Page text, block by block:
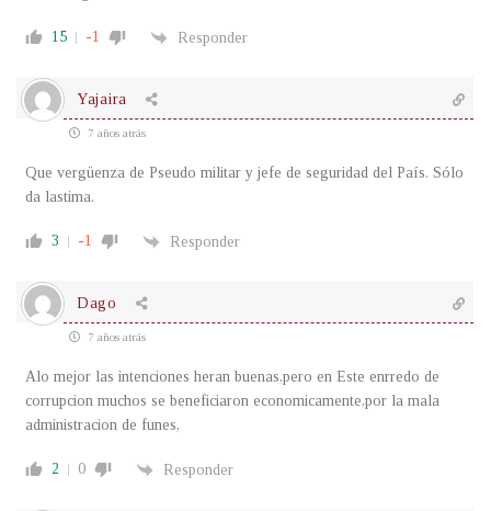
15 -1 Responder
Yajaira
7 años atrás
Que vergüenza de Pseudo militar y jefe de seguridad del País. Sólo
da lastima.
3 -1 Responder
Dago
7 años atrás
Alo mejor las intenciones heran buenas,pero en Este enrredo de
corrupcion muchos se beneficiaron economicamente,por la mala
administracion de funes,
2 0 Responder